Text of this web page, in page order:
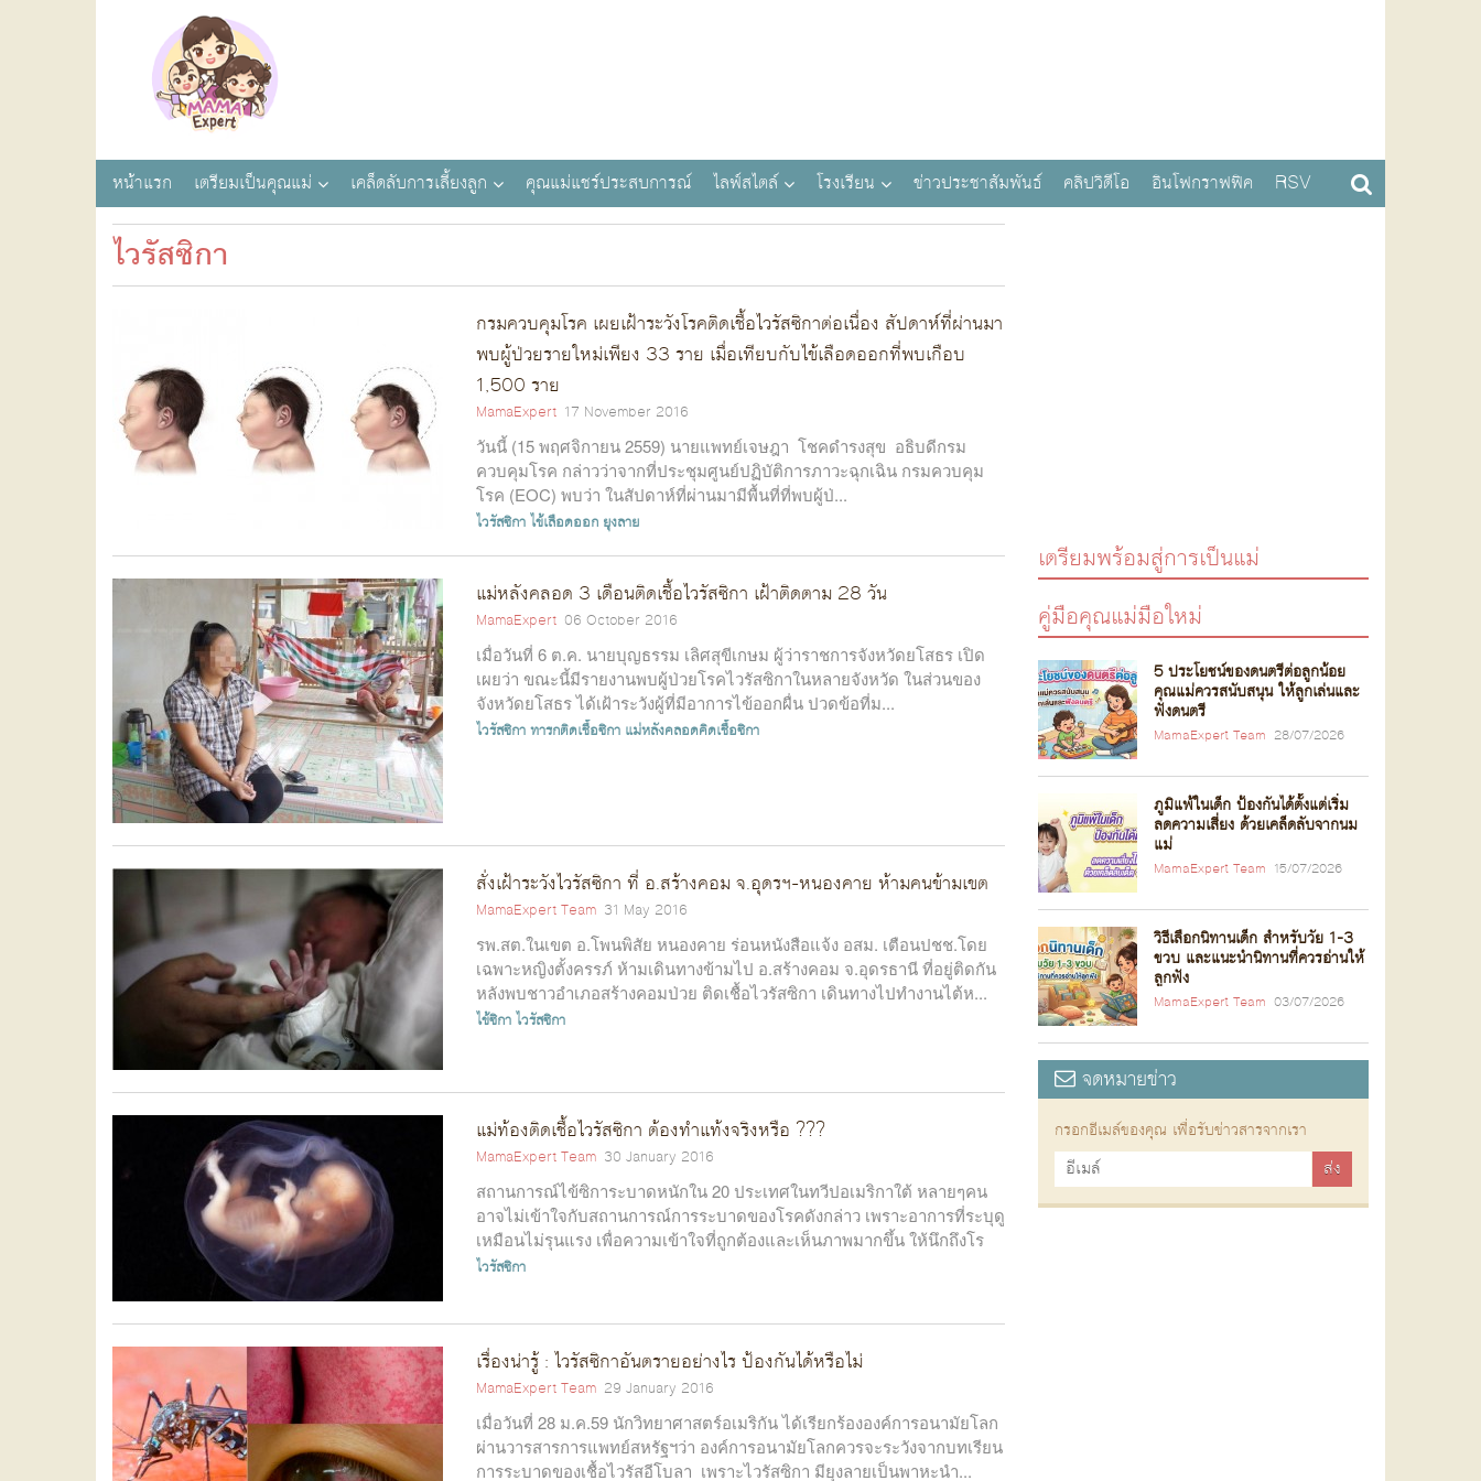
หน้าแรก เตรียมเป็นคุณแม่ เคล็ดลับการเลี้ยงลูก คุณแม่แชร์ประสบการณ์ ไลฟ์สไตล์ โรงเรียน ข่าวประชาสัมพันธ์ คลิปวิดีโอ อินโฟกราฟฟิค RSV
ไวรัสซิกา
กรมควบคุมโรค เผยเฝ้าระวังโรคติดเชื้อไวรัสซิกาต่อเนื่อง สัปดาห์ที่ผ่านมา
พบผู้ป่วยรายใหม่เพียง 33 ราย เมื่อเทียบกับไข้เลือดออกที่พบเกือบ
1,500 ราย
MamaExpert 17 November 2016
วันนี้ (15 พฤศจิกายน 2559) นายแพทย์เจษฎา โชคดำรงสุข อธิบดีกรม
ควบคุมโรค กล่าวว่าจากที่ประชุมศูนย์ปฏิบัติการภาวะฉุกเฉิน กรมควบคุม
โรค (EOC) พบว่า ในสัปดาห์ที่ผ่านมามีพื้นที่ที่พบผู้ป่...
ไวรัสซิกาไข้เลือดออก ยุงลาย
แม่หลังคลอด 3 เดือนติดเชื้อไวรัสซิกา เฝ้าติดตาม 28 วัน
MamaExpert 06 October 2016
เมื่อวันที่ 6 ต.ค. นายบุญธรรม เลิศสุขีเกษม ผู้ว่าราชการจังหวัดยโสธร เปิด
เผยว่า ขณะนี้มีรายงานพบผู้ป่วยโรคไวรัสซิกาในหลายจังหวัด ในส่วนของ
จังหวัดยโสธร ได้เฝ้าระวังผู้ที่มีอาการไข้ออกผื่น ปวดข้อที่ม...
ไวรัสซิกาทารกติดเชื้อซิกา แม่หลังคลอดคิดเชื้อซิกา
สั่งเฝ้าระวังไวรัสซิกา ที่ อ.สร้างคอม จ.อุดรฯ-หนองคาย ห้ามคนข้ามเขต
MamaExpert Team 31 May 2016
รพ.สต.ในเขต อ.โพนพิสัย หนองคาย ร่อนหนังสือแจ้ง อสม. เตือนปชช.โดย
เฉพาะหญิงตั้งครรภ์ ห้ามเดินทางข้ามไป อ.สร้างคอม จ.อุดรธานี ที่อยู่ติดกัน
หลังพบชาวอำเภอสร้างคอมป่วย ติดเชื้อไวรัสซิกา เดินทางไปทำงานไต้ห...
ไข้ซิกาไวรัสซิกา
แม่ท้องติดเชื้อไวรัสซิกา ต้องทำแท้งจริงหรือ ???
MamaExpert Team 30 January 2016
สถานการณ์ไข้ซิการะบาดหนักใน 20 ประเทศในทวีปอเมริกาใต้ หลายๆคน
อาจไม่เข้าใจกับสถานการณ์การระบาดของโรคดังกล่าว เพราะอาการที่ระบุดู
เหมือนไม่รุนแรง เพื่อความเข้าใจที่ถูกต้องและเห็นภาพมากขึ้น ให้นึกถึงโร
คหั...
ไวรัสซิกา
เรื่องน่ารู้ : ไวรัสซิกาอันตรายอย่างไร ป้องกันได้หรือไม่
MamaExpert Team 29 January 2016
เมื่อวันที่ 28 ม.ค.59 นักวิทยาศาสตร์อเมริกัน ได้เรียกร้ององค์การอนามัยโลก
ผ่านวารสารการแพทย์สหรัฐฯว่า องค์การอนามัยโลกควรจะระวังจากบทเรียน
การระบาดของเชื้อไวรัสอีโบลา เพราะไวรัสซิกา มียุงลายเป็นพาหะนำ...
เตรียมพร้อมสู่การเป็นแม่
คู่มือคุณแม่มือใหม่
5 ประโยชน์ของดนตรีต่อลูกน้อย
คุณแม่ควรสนับสนุน ให้ลูกเล่นและ
ฟังดนตรี
MamaExpert Team 28/07/2026
ภูมิแพ้ในเด็ก ป้องกันได้ตั้งแต่เริ่ม
ลดความเสี่ยง ด้วยเคล็ดลับจากนม
แม่
MamaExpert Team 15/07/2026
วิธีเลือกนิทานเด็ก สำหรับวัย 1-3
ขวบ และแนะนำนิทานที่ควรอ่านให้
ลูกฟัง
MamaExpert Team 03/07/2026
จดหมายข่าว
กรอกอีเมล์ของคุณ เพื่อรับข่าวสารจากเรา